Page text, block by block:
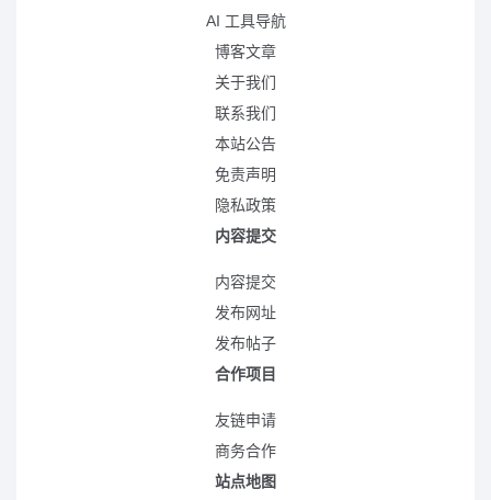
AI 工具导航
博客文章
关于我们
联系我们
本站公告
免责声明
隐私政策
内容提交
内容提交
发布网址
发布帖子
合作项目
友链申请
商务合作
站点地图